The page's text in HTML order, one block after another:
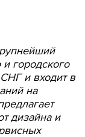
городского
и входит в
на
дизайна и